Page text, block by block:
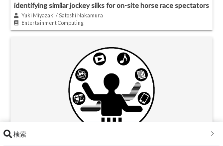
identifying similar jockey silks for on-site horse race spectators
Yuki Miyazaki / Satoshi Nakamura
Entertainment Computing
検索